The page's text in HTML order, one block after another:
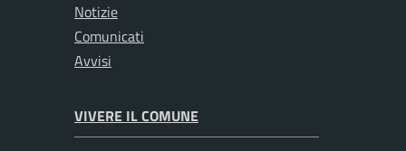
Notizie
Comunicati
Avvisi
VIVERE IL COMUNE